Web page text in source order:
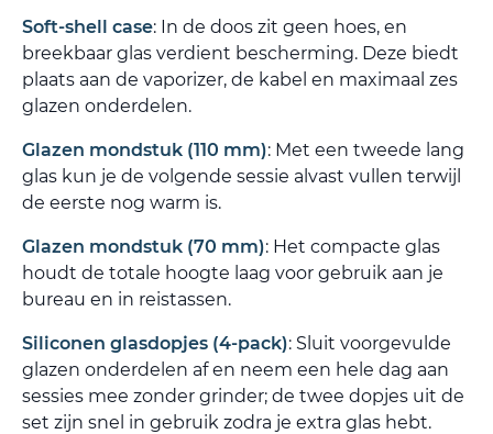
Soft-shell case: In de doos zit geen hoes, en
breekbaar glas verdient bescherming. Deze biedt
plaats aan de vaporizer, de kabel en maximaal zes
glazen onderdelen.
Glazen mondstuk (110 mm): Met een tweede lang
glas kun je de volgende sessie alvast vullen terwijl
de eerste nog warm is.
Glazen mondstuk (70 mm): Het compacte glas
houdt de totale hoogte laag voor gebruik aan je
bureau en in reistassen.
Siliconen glasdopjes (4-pack): Sluit voorgevulde
glazen onderdelen af en neem een hele dag aan
sessies mee zonder grinder; de twee dopjes uit de
set zijn snel in gebruik zodra je extra glas hebt.